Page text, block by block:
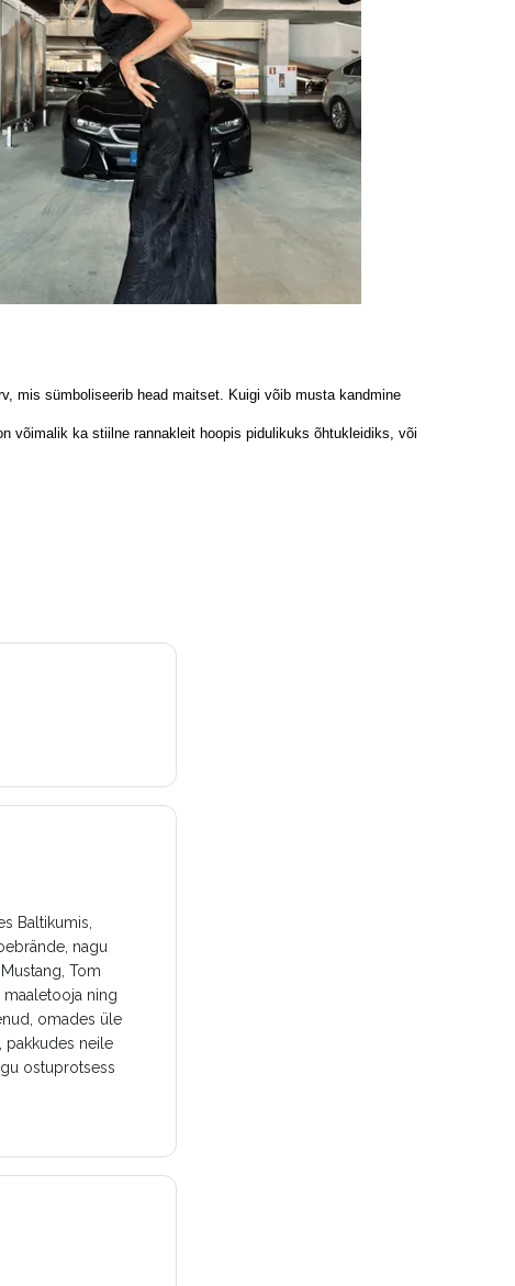
mis sümboliseerib head maitset. Kuigi võib musta kandmine
võimalik ka stiilne rannakleit hoopis pidulikuks õhtukleidiks, või
Baltikumis,
nagu
Tom
ning
omades üle
pakkudes neile
ostuprotsess